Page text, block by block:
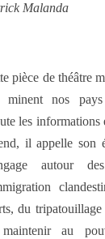
Malanda
pièce de théâtre
minent nos pays
les informations
il appelle son
autour
du
au